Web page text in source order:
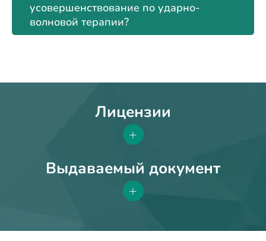
усовершенствование по ударно-
волновой терапии?
Лицензии
+
Выдаваемый документ
+